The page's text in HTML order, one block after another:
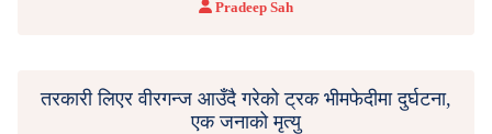
Pradeep Sah
तरकारी लिएर वीरगन्ज आउँदै गरेको ट्रक भीमफेदीमा दुर्घटना,
एक जनाको मृत्यु